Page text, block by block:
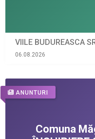
VIILE BUDUREASCA
06.08.2026
ANUNTURI